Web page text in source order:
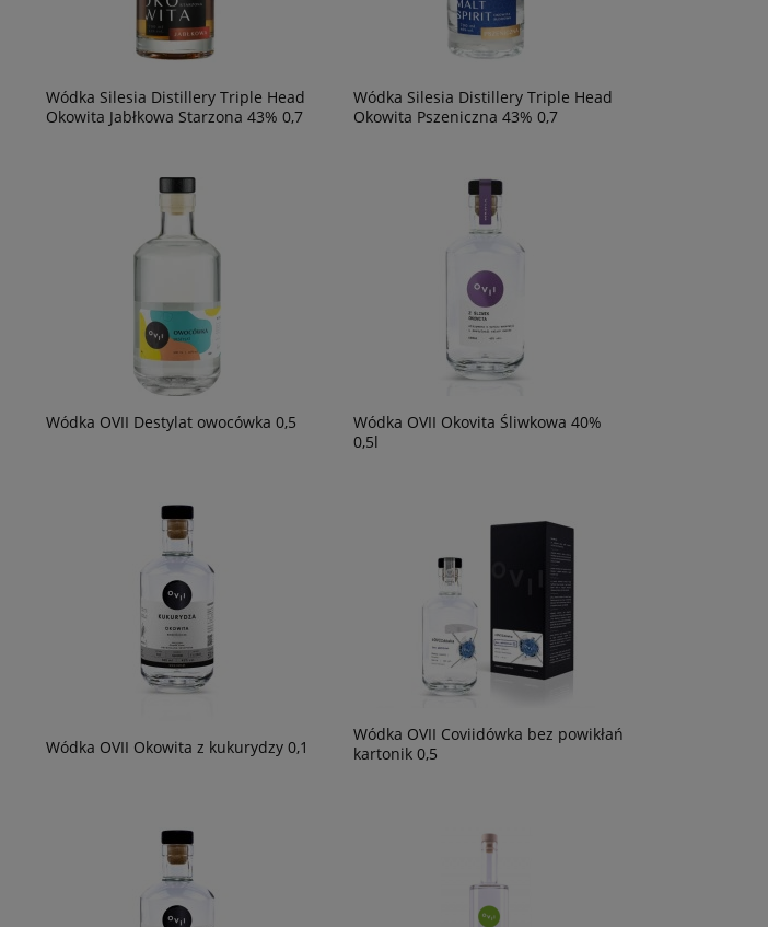
Wino Tagaro Apulia Gravity Primitivo
Wódka Silesia Distillery Triple Head
Okowita Jabłkowa Starzona 43% 0,7
Wódka Silesia Distillery Triple Head
Okowita Pszeniczna 43% 0,7
Wódka OVII Destylat owocówka 0,5
Wódka OVII Okovita Śliwkowa 40%
0,5l
Wódka OVII Okowita z kukurydzy 0,1
Wódka OVII Coviidówka bez powikłań
kartonik 0,5